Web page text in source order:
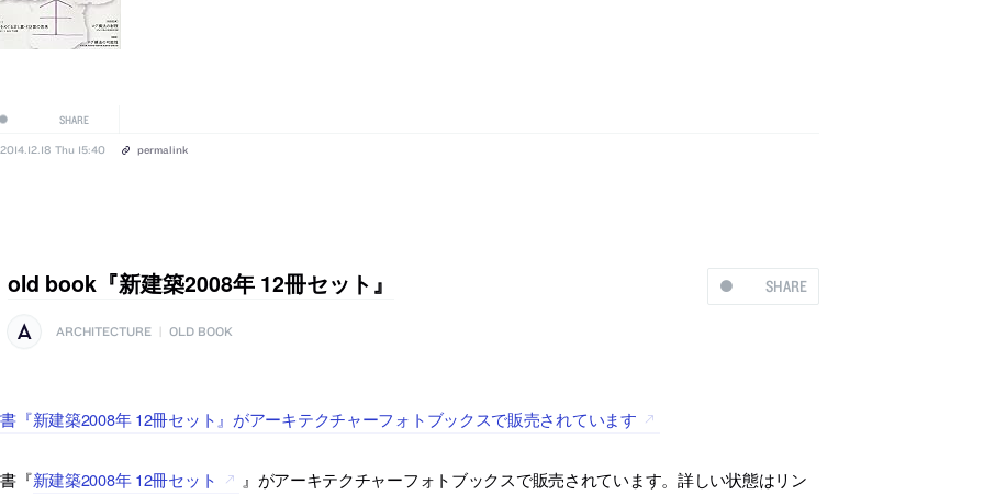
SHARE
2014.12.18 Thu 15:40 permalink
SHARE
old book『新建築2008年 12冊セット』
ARCHITECTURE OLD BOOK
『新建築2008年 12冊セット』がアーキテクチャーフォトブックスで販売されています
『新建築2008年 12冊セット
』がアーキテクチャーフォトブックスで販売されています。詳しい状態はリン